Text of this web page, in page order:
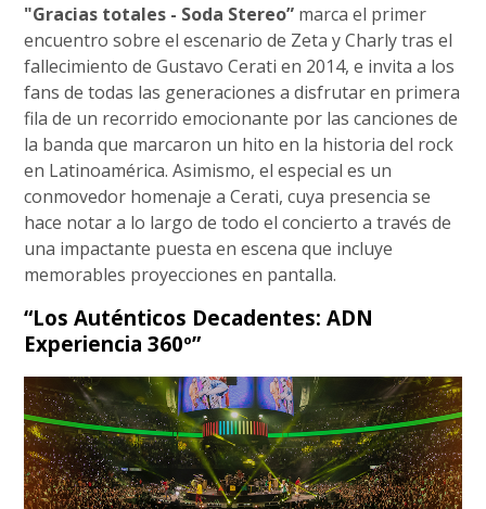
"Gracias totales - Soda Stereo” marca el primer
encuentro sobre el escenario de Zeta y Charly tras el
fallecimiento de Gustavo Cerati en 2014, e invita a los
fans de todas las generaciones a disfrutar en primera
fila de un recorrido emocionante por las canciones de
la banda que marcaron un hito en la historia del rock
en Latinoamérica. Asimismo, el especial es un
conmovedor homenaje a Cerati, cuya presencia se
hace notar a lo largo de todo el concierto a través de
una impactante puesta en escena que incluye
memorables proyecciones en pantalla.
“Los Auténticos Decadentes: ADN
Experiencia 360º”